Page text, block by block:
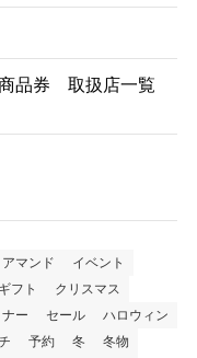
品券 取扱店一覧
アマンド
イベント
ギフト
クリスマス
ー セール
ハロウィン
予約 冬
冬物